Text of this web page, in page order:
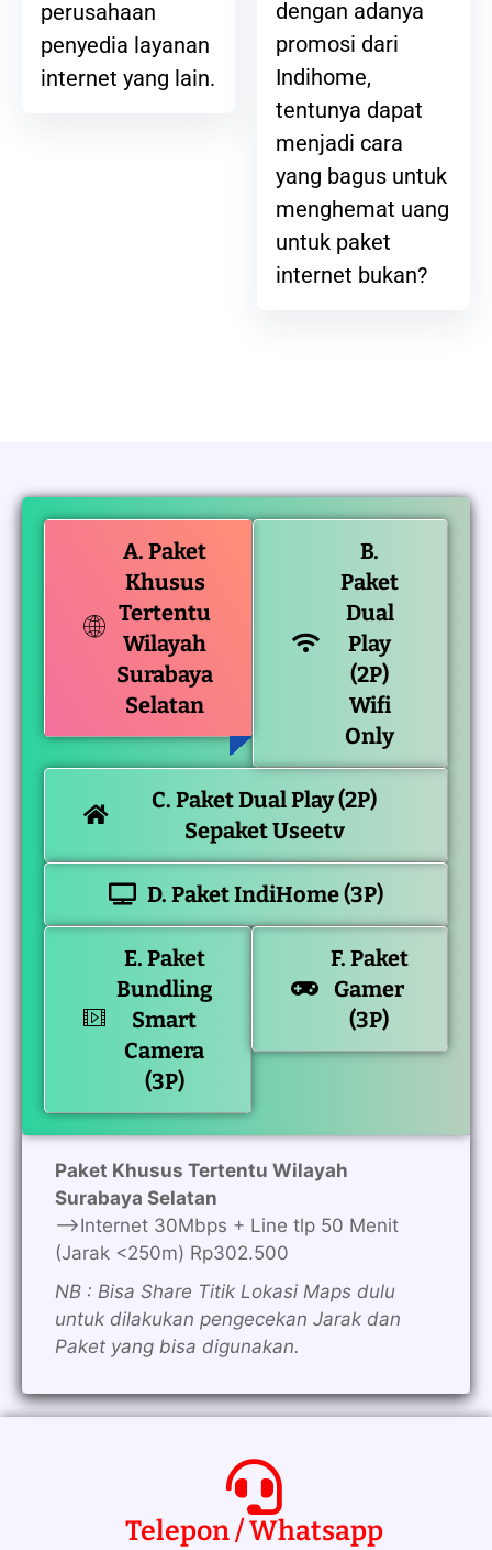
perusahaan
penyedia layanan
internet yang lain.
dengan adanya
promosi dari
Indihome,
tentunya dapat
menjadi cara
yang bagus untuk
menghemat uang
untuk paket
internet bukan?
A. Paket
Khusus
Tertentu
Wilayah
Surabaya
Selatan
B.
Paket
Dual
Play
(2P)
Wifi
Only
C. Paket Dual Play (2P)
Sepaket Useetv
D. Paket IndiHome (3P)
E. Paket
Bundling
Smart
Camera
(3P)
F. Paket
Gamer
(3P)
Paket Khusus Tertentu Wilayah
Surabaya Selatan
—>Internet 30Mbps + Line tlp 50 Menit
(Jarak <250m) Rp302.500
NB : Bisa Share Titik Lokasi Maps dulu
untuk dilakukan pengecekan Jarak dan
Paket yang bisa digunakan.
Telepon / Whatsapp